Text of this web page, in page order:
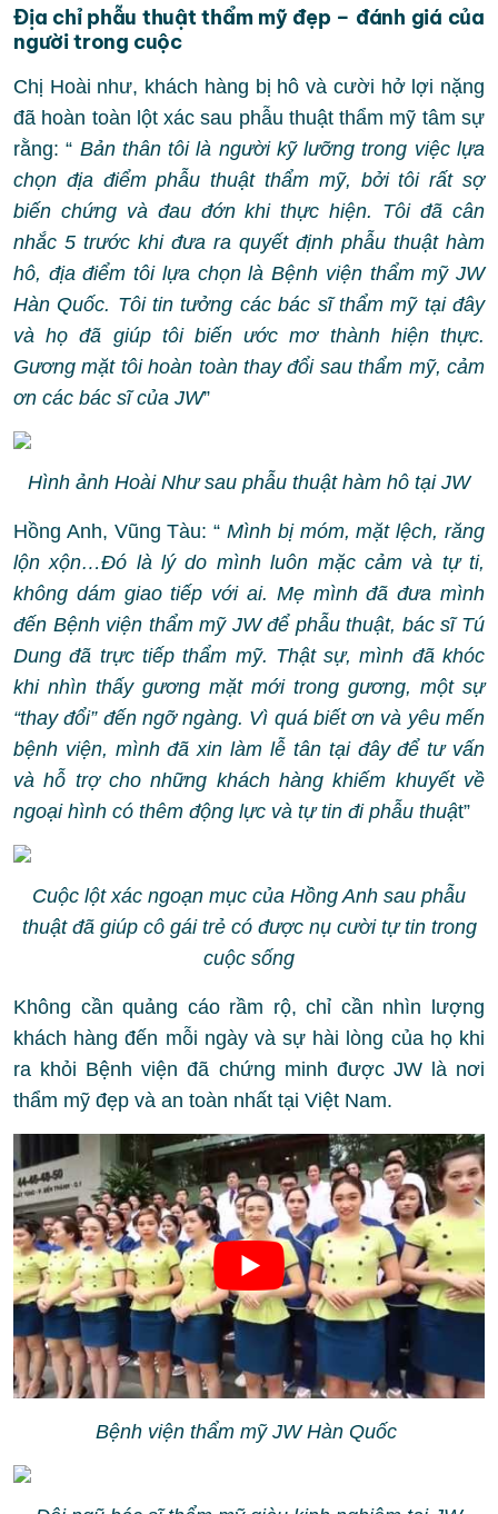
Địa chỉ phẫu thuật thẩm mỹ đẹp – đánh giá của
người trong cuộc
Chị Hoài như, khách hàng bị hô và cười hở lợi nặng
đã hoàn toàn lột xác sau phẫu thuật thẩm mỹ tâm sự
rằng: “ Bản thân tôi là người kỹ lưỡng trong việc lựa
chọn địa điểm phẫu thuật thẩm mỹ, bởi tôi rất sợ
biến chứng và đau đớn khi thực hiện. Tôi đã cân
nhắc 5 trước khi đưa ra quyết định phẫu thuật hàm
hô, địa điểm tôi lựa chọn là Bệnh viện thẩm mỹ JW
Hàn Quốc. Tôi tin tưởng các bác sĩ thẩm mỹ tại đây
và họ đã giúp tôi biến ước mơ thành hiện thực.
Gương mặt tôi hoàn toàn thay đổi sau thẩm mỹ, cảm
ơn các bác sĩ của JW”
Hình ảnh Hoài Như sau phẫu thuật hàm hô tại JW
Hồng Anh, Vũng Tàu: “ Mình bị móm, mặt lệch, răng
lộn xộn…Đó là lý do mình luôn mặc cảm và tự ti,
không dám giao tiếp với ai. Mẹ mình đã đưa mình
đến Bệnh viện thẩm mỹ JW để phẫu thuật, bác sĩ Tú
Dung đã trực tiếp thẩm mỹ. Thật sự, mình đã khóc
khi nhìn thấy gương mặt mới trong gương, một sự
“thay đổi” đến ngỡ ngàng. Vì quá biết ơn và yêu mến
bệnh viện, mình đã xin làm lễ tân tại đây để tư vấn
và hỗ trợ cho những khách hàng khiếm khuyết về
ngoại hình có thêm động lực và tự tin đi phẫu thuật”
Cuộc lột xác ngoạn mục của Hồng Anh sau phẫu
thuật đã giúp cô gái trẻ có được nụ cười tự tin trong
cuộc sống
Không cần quảng cáo rầm rộ, chỉ cần nhìn lượng
khách hàng đến mỗi ngày và sự hài lòng của họ khi
ra khỏi Bệnh viện đã chứng minh được JW là nơi
thẩm mỹ đẹp và an toàn nhất tại Việt Nam.
Bệnh viện thẩm mỹ JW Hàn Quốc